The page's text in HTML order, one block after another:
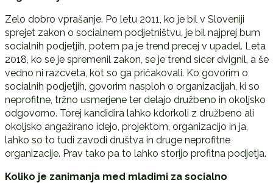
Zelo dobro vprašanje. Po letu 2011, ko je bil v Sloveniji
sprejet zakon o socialnem podjetništvu, je bil najprej bum
socialnih podjetjih, potem pa je trend precej v upadel. Leta
2018, ko se je spremenil zakon, se je trend sicer dvignil, a še
vedno ni razcveta, kot so ga pričakovali. Ko govorim o
socialnih podjetjih, govorim nasploh o organizacijah, ki so
neprofitne, tržno usmerjene ter delajo družbeno in okoljsko
odgovorno. Torej kandidira lahko kdorkoli z družbeno ali
okoljsko angažirano idejo, projektom, organizacijo in ja,
lahko so to tudi zavodi društva in druge neprofitne
organizacije. Prav tako pa to lahko storijo profitna podjetja.
Koliko je zanimanja med mladimi za socialno